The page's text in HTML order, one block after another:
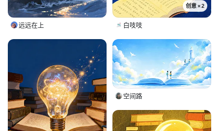
远远在上
创意 × 2
白吱吱
空间路